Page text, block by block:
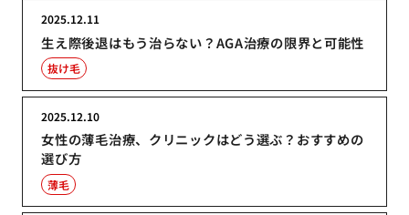
生え際後退はもう治らない？AGA治療の限界と可能性
2025.12.11
抜け毛
女性の薄毛治療、クリニックはどう選ぶ？おすすめの
選び方
2025.12.10
薄毛